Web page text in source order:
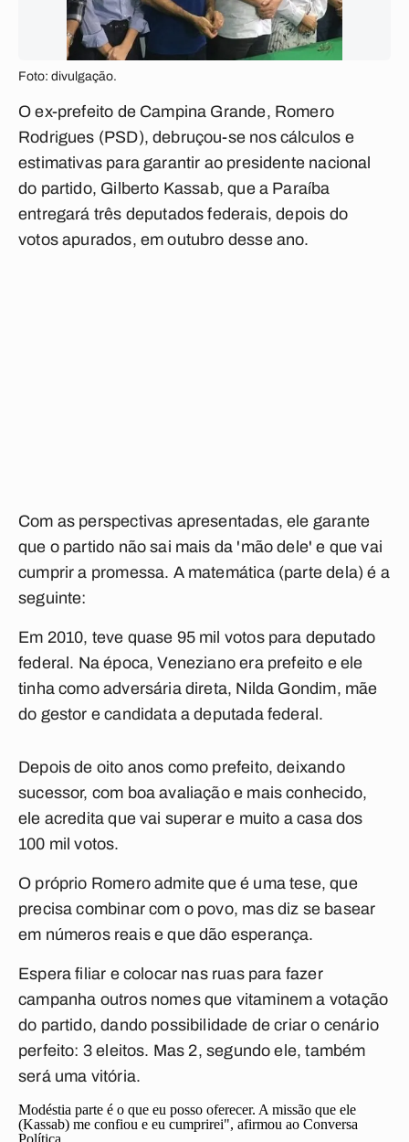
Foto: divulgação.
O ex-prefeito de Campina Grande, Romero
Rodrigues (PSD), debruçou-se nos cálculos e
estimativas para garantir ao presidente nacional
do partido, Gilberto Kassab, que a Paraíba
entregará três deputados federais, depois do
votos apurados, em outubro desse ano.
Com as perspectivas apresentadas, ele garante
que o partido não sai mais da 'mão dele' e que vai
cumprir a promessa. A matemática (parte dela) é a
seguinte:
Em 2010, teve quase 95 mil votos para deputado
federal. Na época, Veneziano era prefeito e ele
tinha como adversária direta, Nilda Gondim, mãe
do gestor e candidata a deputada federal.
Depois de oito anos como prefeito, deixando
sucessor, com boa avaliação e mais conhecido,
ele acredita que vai superar e muito a casa dos
100 mil votos.
O próprio Romero admite que é uma tese, que
precisa combinar com o povo, mas diz se basear
em números reais e que dão esperança.
Espera filiar e colocar nas ruas para fazer
campanha outros nomes que vitaminem a votação
do partido, dando possibilidade de criar o cenário
perfeito: 3 eleitos. Mas 2, segundo ele, também
será uma vitória.
Modéstia parte é o que eu posso oferecer. A missão que ele
(Kassab) me confiou e eu cumprirei", afirmou ao Conversa
Política